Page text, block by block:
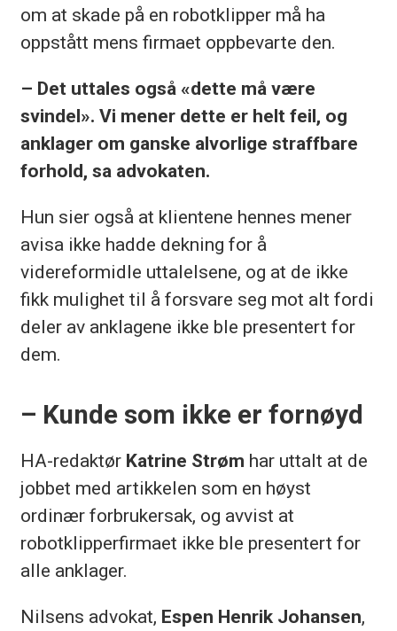
om at skade på en robotklipper må ha
oppstått mens firmaet oppbevarte den.
– Det uttales også «dette må være
svindel». Vi mener dette er helt feil, og
anklager om ganske alvorlige straffbare
forhold, sa advokaten.
Hun sier også at klientene hennes mener
avisa ikke hadde dekning for å
videreformidle uttalelsene, og at de ikke
fikk mulighet til å forsvare seg mot alt fordi
deler av anklagene ikke ble presentert for
dem.
– Kunde som ikke er fornøyd
HA-redaktør Katrine Strøm har uttalt at de
jobbet med artikkelen som en høyst
ordinær forbrukersak, og avvist at
robotklipperfirmaet ikke ble presentert for
alle anklager.
Nilsens advokat, Espen Henrik Johansen,